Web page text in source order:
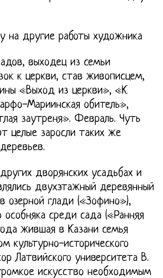
на другие работы художника
выходец из семьи
к церкви, став живописцем,
«Выход из церкви», «К
Мариинская обитель»,
заутреня». Февраль. Чуть
целые заросли таких же
дворянских усадьбах и
двухэтажный деревянный
озерной глади («Зофино»),
особняка среди сада («Ранняя
жившая в Казани семья
культурно-исторического
Латвийского университета В.
искусство необходимым